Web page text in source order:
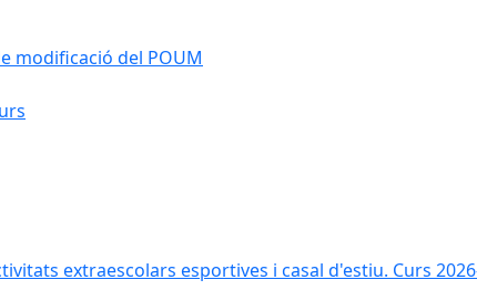
modificació del POUM
extraescolars esportives i casal d'estiu. Curs